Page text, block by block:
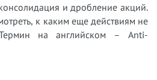
и дробление акций.
к каким еще действиям не
на английском – Anti-